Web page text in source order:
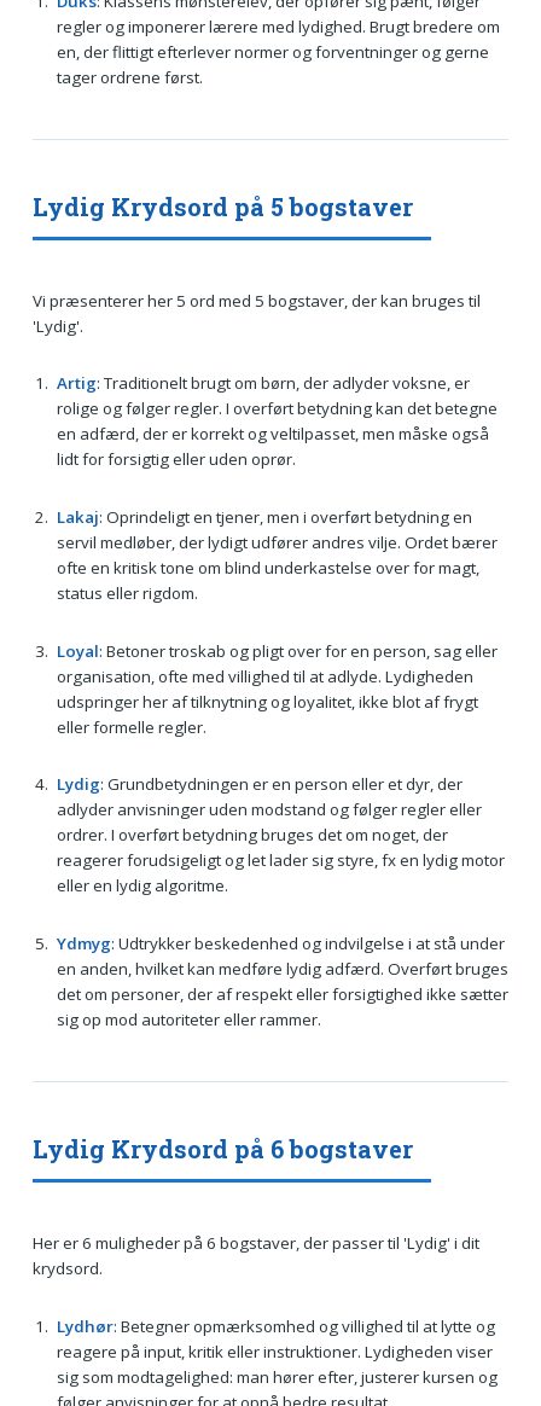
regler og imponerer lærere med lydighed. Brugt bredere om
en, der flittigt efterlever normer og forventninger og gerne
tager ordrene først.
Lydig Krydsord på 5 bogstaver
Vi præsenterer her 5 ord med 5 bogstaver, der kan bruges til
'Lydig'.
Artig: Traditionelt brugt om børn, der adlyder voksne, er
rolige og følger regler. I overført betydning kan det betegne
en adfærd, der er korrekt og veltilpasset, men måske også
lidt for forsigtig eller uden oprør.
Lakaj: Oprindeligt en tjener, men i overført betydning en
servil medløber, der lydigt udfører andres vilje. Ordet bærer
ofte en kritisk tone om blind underkastelse over for magt,
status eller rigdom.
Loyal: Betoner troskab og pligt over for en person, sag eller
organisation, ofte med villighed til at adlyde. Lydigheden
udspringer her af tilknytning og loyalitet, ikke blot af frygt
eller formelle regler.
Lydig: Grundbetydningen er en person eller et dyr, der
adlyder anvisninger uden modstand og følger regler eller
ordrer. I overført betydning bruges det om noget, der
reagerer forudsigeligt og let lader sig styre, fx en lydig motor
eller en lydig algoritme.
Ydmyg: Udtrykker beskedenhed og indvilgelse i at stå under
en anden, hvilket kan medføre lydig adfærd. Overført bruges
det om personer, der af respekt eller forsigtighed ikke sætter
sig op mod autoriteter eller rammer.
Lydig Krydsord på 6 bogstaver
Her er 6 muligheder på 6 bogstaver, der passer til 'Lydig' i dit
krydsord.
Lydhør: Betegner opmærksomhed og villighed til at lytte og
reagere på input, kritik eller instruktioner. Lydigheden viser
sig som modtagelighed: man hører efter, justerer kursen og